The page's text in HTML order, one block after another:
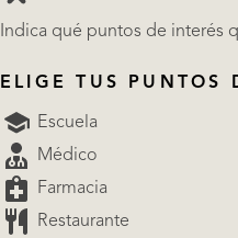
Indica qué puntos de interés
ELIGE TUS PUNTOS
Escuela
Médico
Farmacia
Restaurante